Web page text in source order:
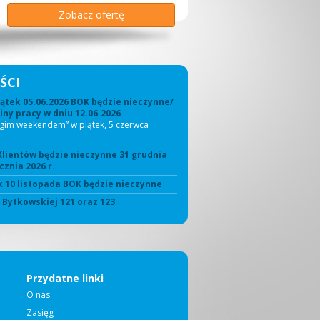
Zobacz ofertę
Zobacz ofertę
Zobacz ofertę
Zobacz ofertę
Zobacz ofertę
Zobacz ofertę
05.06.2026 BOK będzie nieczynne/
pracy w dniu 12.06.2026
weekendem” w piątek, 5 czerwca
będzie nieczynne 31 grudnia
2026 r.
10 listopada BOK będzie nieczynne
121 oraz 123
Przydatne linki
O nas
Zasięg